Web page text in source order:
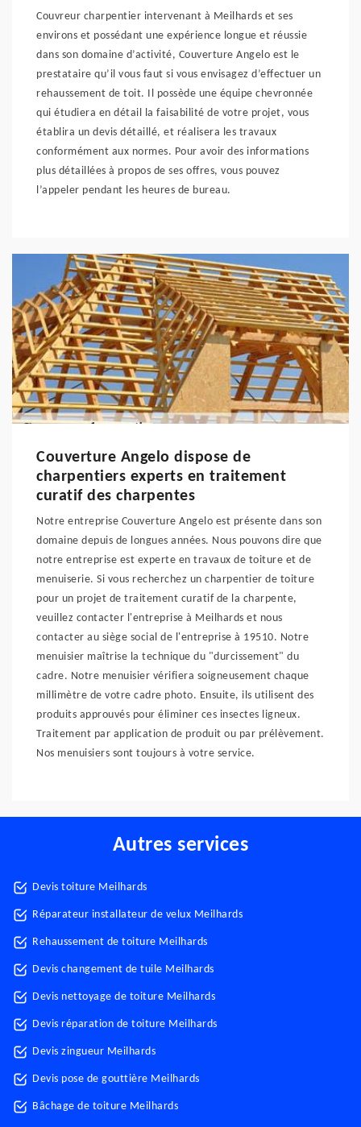
Couvreur charpentier intervenant à Meilhards et ses
environs et possédant une expérience longue et réussie
dans son domaine d’activité, Couverture Angelo est le
prestataire qu’il vous faut si vous envisagez d’effectuer un
rehaussement de toit. Il possède une équipe chevronnée
qui étudiera en détail la faisabilité de votre projet, vous
établira un devis détaillé, et réalisera les travaux
conformément aux normes. Pour avoir des informations
plus détaillées à propos de ses offres, vous pouvez
l’appeler pendant les heures de bureau.
Couverture Angelo dispose de
charpentiers experts en traitement
curatif des charpentes
Notre entreprise Couverture Angelo est présente dans son
domaine depuis de longues années. Nous pouvons dire que
notre entreprise est experte en travaux de toiture et de
menuiserie. Si vous recherchez un charpentier de toiture
pour un projet de traitement curatif de la charpente,
veuillez contacter l'entreprise à Meilhards et nous
contacter au siège social de l'entreprise à 19510. Notre
menuisier maîtrise la technique du "durcissement" du
cadre. Notre menuisier vérifiera soigneusement chaque
millimètre de votre cadre photo. Ensuite, ils utilisent des
produits approuvés pour éliminer ces insectes ligneux.
Traitement par application de produit ou par prélèvement.
Nos menuisiers sont toujours à votre service.
Autres services
Devis toiture Meilhards
Réparateur installateur de velux Meilhards
Rehaussement de toiture Meilhards
Devis changement de tuile Meilhards
Devis nettoyage de toiture Meilhards
Devis réparation de toiture Meilhards
Devis zingueur Meilhards
Devis pose de gouttière Meilhards
Bâchage de toiture Meilhards